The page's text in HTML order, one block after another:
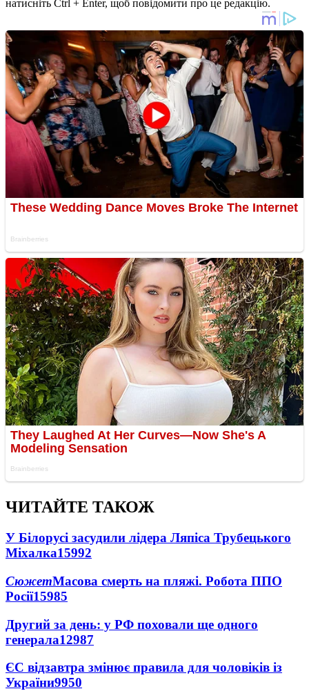
натисніть Ctrl + Enter, щоб повідомити про це редакцію.
ЧИТАЙТЕ ТАКОЖ
У Білорусі засудили лідера Ляпіса Трубецького
Міхалка15992
СюжетМасова смерть на пляжі. Робота ППО
Росії15985
Другий за день: у РФ поховали ще одного
генерала12987
ЄС відзавтра змінює правила для чоловіків із
України9950